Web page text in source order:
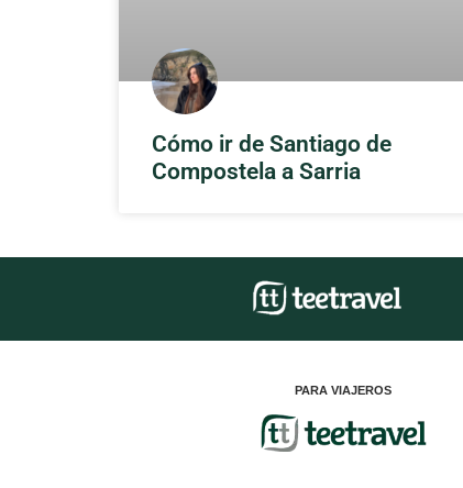
Cómo ir de Santiago de
Compostela a Sarria
PARA VIAJEROS